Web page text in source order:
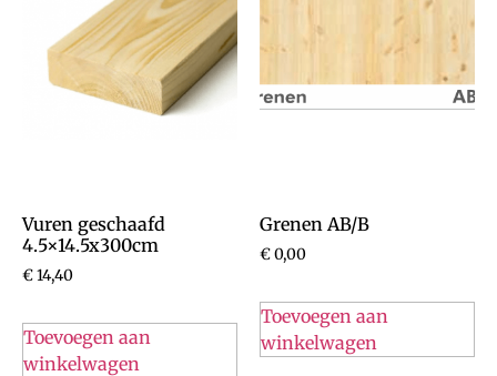
Vuren geschaafd
4.5×14.5x300cm
€14,40
Toevoegen aan
winkelwagen
Grenen AB/B
€0,00
Toevoegen aan
winkelwagen